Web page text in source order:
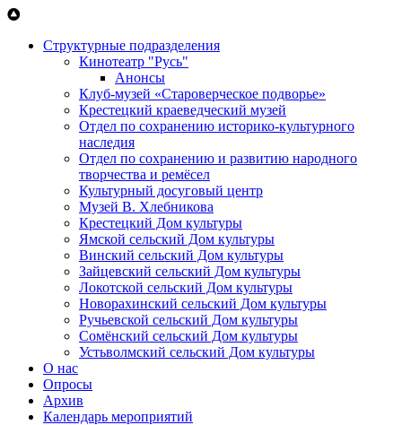
Перейти к основному содержанию
Структурные подразделения
Кинотеатр "Русь"
Анонсы
Клуб-музей «Староверческое подворье»
Крестецкий краеведческий музей
Отдел по сохранению историко-культурного
наследия
Отдел по сохранению и развитию народного
творчества и ремёсел
Культурный досуговый центр
Музей В. Хлебникова
Крестецкий Дом культуры
Ямской сельский Дом культуры
Винский сельский Дом культуры
Зайцевский сельский Дом культуры
Локотской сельский Дом культуры
Новорахинский сельский Дом культуры
Ручьевской сельский Дом культуры
Сомёнский сельский Дом культуры
Устьволмский сельский Дом культуры
О нас
Опросы
Архив
Календарь мероприятий